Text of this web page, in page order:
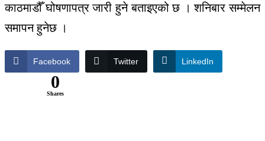
काठमाडौँ घोषणापत्र जारी हुने बताइएको छ । शनिबार सम्मेलन
समापन हुनेछ ।
Facebook Twitter LinkedIn
0
Shares